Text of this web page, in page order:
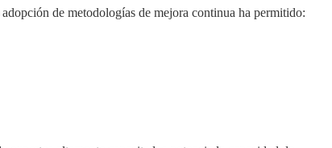
de metodologías de mejora continua ha permitido: